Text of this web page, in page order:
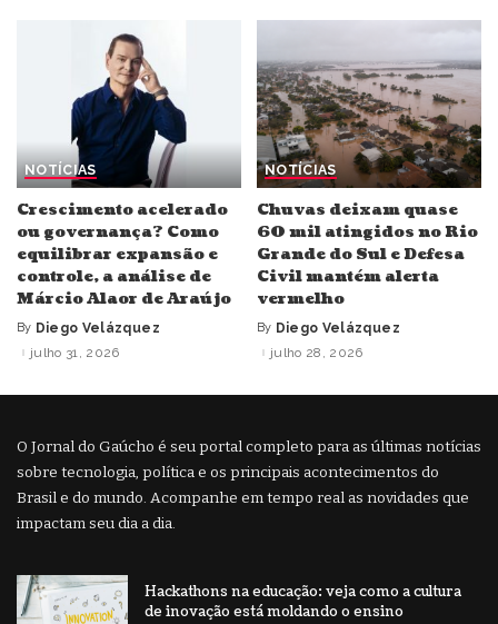
NOTÍCIAS
Crescimento acelerado
ou governança? Como
equilibrar expansão e
controle, a análise de
Márcio Alaor de Araújo
Posted
by
By Diego Velázquez
julho 31, 2026
NOTÍCIAS
Chuvas deixam quase
60 mil atingidos no Rio
Grande do Sul e Defesa
Civil mantém alerta
vermelho
Posted
by
By Diego Velázquez
julho 28, 2026
O Jornal do Gaúcho é seu portal completo para as últimas notícias
sobre tecnologia, política e os principais acontecimentos do
Brasil e do mundo. Acompanhe em tempo real as novidades que
impactam seu dia a dia.
Hackathons na educação: veja como a cultura
de inovação está moldando o ensino